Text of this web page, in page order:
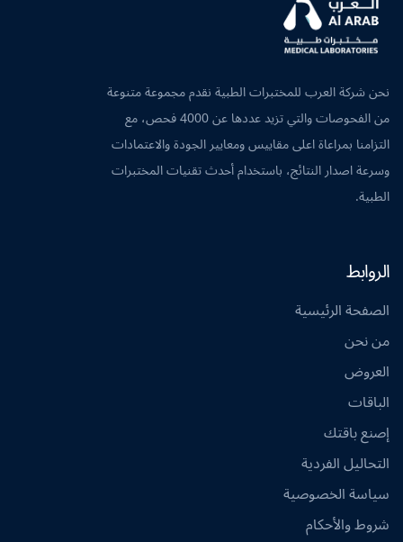
نحن شركة العرب للمختبرات الطبية نقدم مجموعة متنوعة
من الفحوصات والتي تزيد عددها عن 4000 فحص، مع
التزامنا بمراعاة اعلى مقاييس ومعايير الجودة والاعتمادات
وسرعة اصدار النتائج، باستخدام أحدث تقنيات المختبرات
الطبية.
الروابط
الصفحة الرئيسية
من نحن
العروض
الباقات
إصنع باقتك
التحاليل الفردية
سياسة الخصوصية
شروط والأحكام